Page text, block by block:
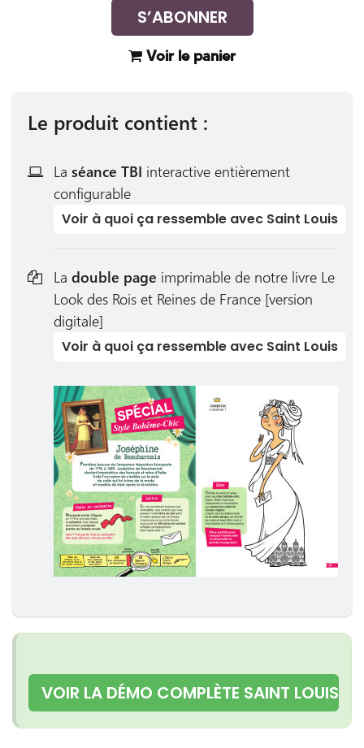
S’ABONNER
Voir le panier
Le produit contient :
La séance TBI interactive entièrement
configurable
Voir à quoi ça ressemble avec Saint Louis
La double page imprimable de notre livre Le
Look des Rois et Reines de France [version
digitale]
Voir à quoi ça ressemble avec Saint Louis
VOIR LA DÉMO COMPLÈTE SAINT LOUIS